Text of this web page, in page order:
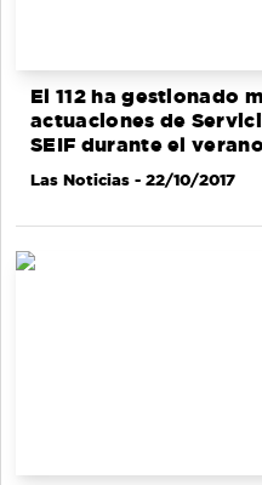
El 112 ha gestionado
actuaciones de
SEIF durante el verano
Las Noticias - 22/10/2017